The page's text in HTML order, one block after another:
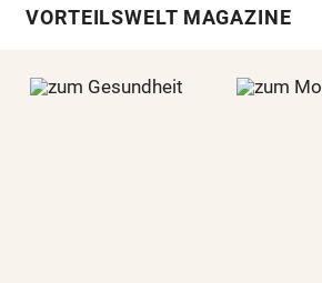
VORTEILSWELT MAGAZINE